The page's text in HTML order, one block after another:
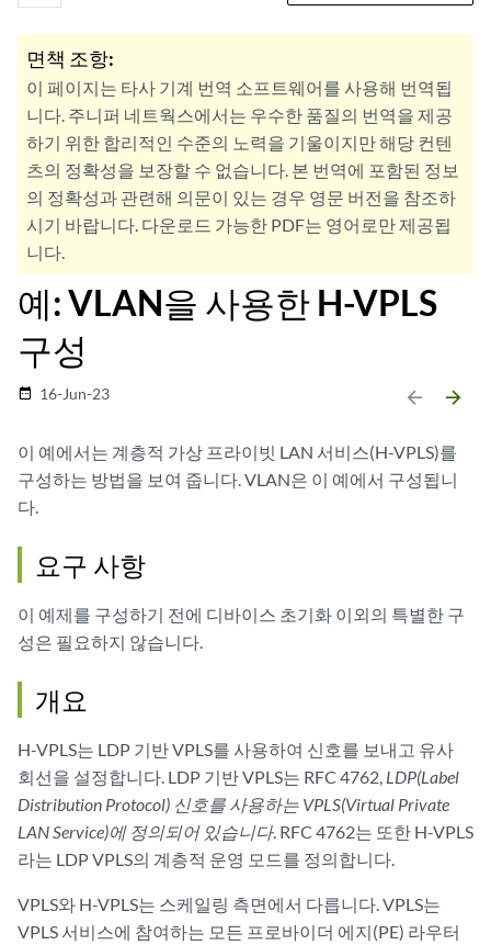
면책 조항:
이 페이지는 타사 기계 번역 소프트웨어를 사용해 번역됩
니다. 주니퍼 네트웍스에서는 우수한 품질의 번역을 제공
하기 위한 합리적인 수준의 노력을 기울이지만 해당 컨텐
츠의 정확성을 보장할 수 없습니다. 본 번역에 포함된 정보
의 정확성과 관련해 의문이 있는 경우 영문 버전을 참조하
시기 바랍니다. 다운로드 가능한 PDF는 영어로만 제공됩
니다.
예: VLAN을 사용한 H-VPLS
구성
date_range 16-Jun-23 arrow_backward arrow_forward
이 예에서는 계층적 가상 프라이빗 LAN 서비스(H-VPLS)를
구성하는 방법을 보여 줍니다. VLAN은 이 예에서 구성됩니
다.
요구 사항
이 예제를 구성하기 전에 디바이스 초기화 이외의 특별한 구
성은 필요하지 않습니다.
개요
H-VPLS는 LDP 기반 VPLS를 사용하여 신호를 보내고 유사
회선을 설정합니다. LDP 기반 VPLS는 RFC 4762, LDP(Label
Distribution Protocol) 신호를 사용하는 VPLS(Virtual Private
LAN Service)에 정의되어 있습니다. RFC 4762는 또한 H-VPLS
라는 LDP VPLS의 계층적 운영 모드를 정의합니다.
VPLS와 H-VPLS는 스케일링 측면에서 다릅니다. VPLS는
VPLS 서비스에 참여하는 모든 프로바이더 에지(PE) 라우터